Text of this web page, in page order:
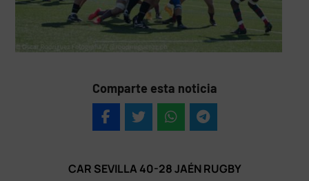
Comparte esta noticia
CAR SEVILLA 40-28 JAÉN RUGBY